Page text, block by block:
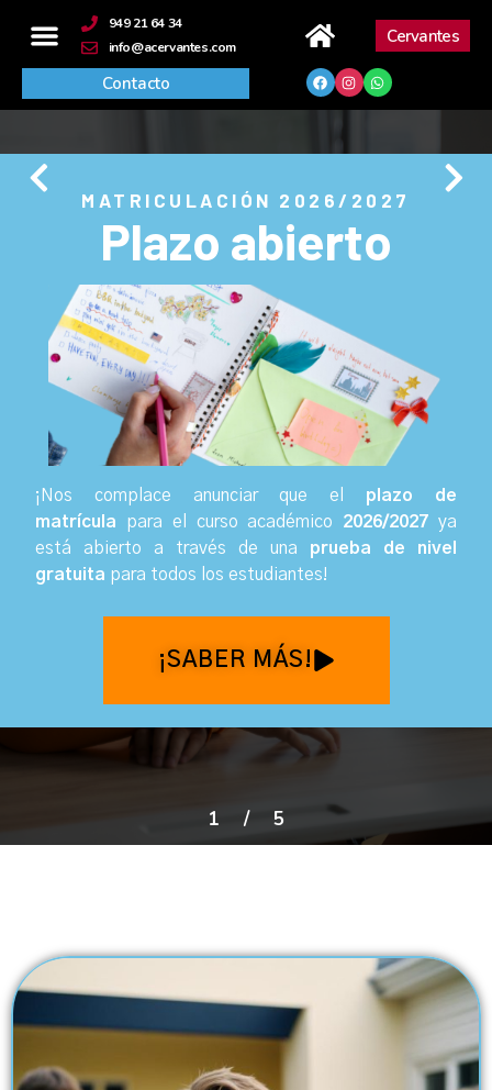
949 21 64 34
info@acervantes.com
Cervantes
Contacto
MATRICULACIÓN 2026/2027
Plazo abierto
¡Nos complace anunciar que el plazo de
matrícula para el curso académico 2026/2027 ya
está abierto a través de una prueba de nivel
gratuita para todos los estudiantes!
¡SABER MÁS!
1 / 5